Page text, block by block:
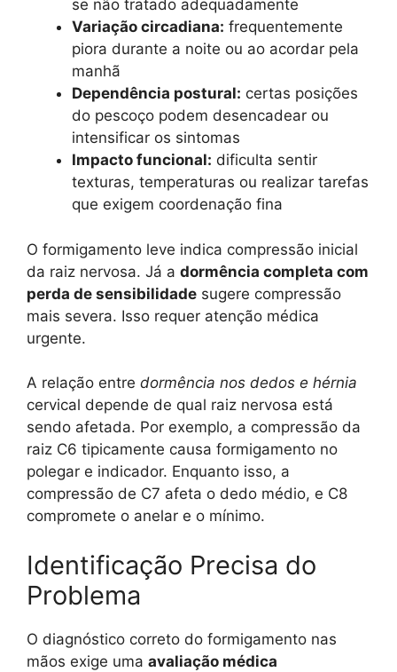
se não tratado adequadamente
Variação circadiana: frequentemente
piora durante a noite ou ao acordar pela
manhã
Dependência postural: certas posições
do pescoço podem desencadear ou
intensificar os sintomas
Impacto funcional: dificulta sentir
texturas, temperaturas ou realizar tarefas
que exigem coordenação fina
O formigamento leve indica compressão inicial
da raiz nervosa. Já a dormência completa com
perda de sensibilidade sugere compressão
mais severa. Isso requer atenção médica
urgente.
A relação entre dormência nos dedos e hérnia
cervical depende de qual raiz nervosa está
sendo afetada. Por exemplo, a compressão da
raiz C6 tipicamente causa formigamento no
polegar e indicador. Enquanto isso, a
compressão de C7 afeta o dedo médio, e C8
compromete o anelar e o mínimo.
Identificação Precisa do
Problema
O diagnóstico correto do formigamento nas
mãos exige uma avaliação médica